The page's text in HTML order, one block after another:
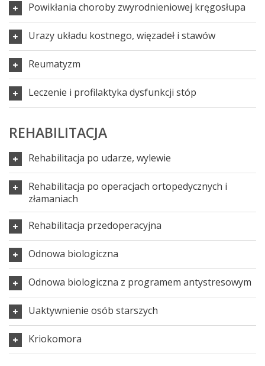
Powikłania choroby zwyrodnieniowej kręgosłupa
Urazy układu kostnego, więzadeł i stawów
Reumatyzm
Leczenie i profilaktyka dysfunkcji stóp
REHABILITACJA
Rehabilitacja po udarze, wylewie
Rehabilitacja po operacjach ortopedycznych i
złamaniach
Rehabilitacja przedoperacyjna
Odnowa biologiczna
Odnowa biologiczna z programem antystresowym
Uaktywnienie osób starszych
Kriokomora